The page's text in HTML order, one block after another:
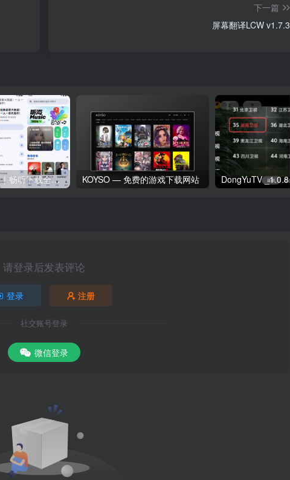
下一篇
屏幕翻译LCW v1.7.3
听海音乐v3.0.6｜畅听下载全网歌曲 无损音质下载歌曲 KOYSO — 免费的游戏下载网站
请登录后发表评论
登录 注册
社交账号登录
微信登录